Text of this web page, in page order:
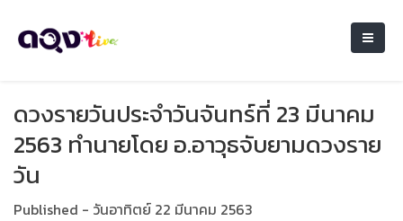
ดวงรายวันประจำวันจันทร์ที่ 23 มีนาคม
2563 ทำนายโดย อ.อาวุธจับยามดวงราย
วัน
Published - วันอาทิตย์ 22 มีนาคม 2563